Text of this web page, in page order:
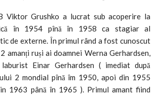
Viktor Grushko a lucrat sub acoperire la
în 1954 pînă în 1958 ca stagiar al
de externe. În primul rând a fost cunoscut
amanți ruși ai doamnei Werna Gerhardsen,
Einar Gerhardsen ( imediat după
2 mondial pînă îm 1950, apoi din 1955
1963 până în 1965 ). Primul amant fiind